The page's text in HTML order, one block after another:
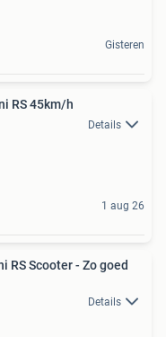
Gisteren
RS 45km/h
Details
1 aug 26
RS Scooter - Zo goed
Details